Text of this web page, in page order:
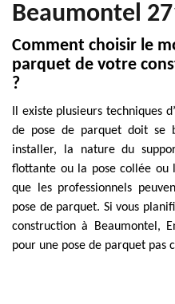
Beaumontel
Comment choisir le
parquet de votre
?
Il existe plusieurs techniques
de pose de parquet doit se
installer, la nature du
flottante ou la pose collée ou
que les professionnels
pose de parquet. Si vous
construction à Beaumontel,
pour une pose de parquet pas